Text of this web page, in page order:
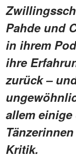
Pahde und
in ihrem
ihre
zurück –
allem
Kritik.